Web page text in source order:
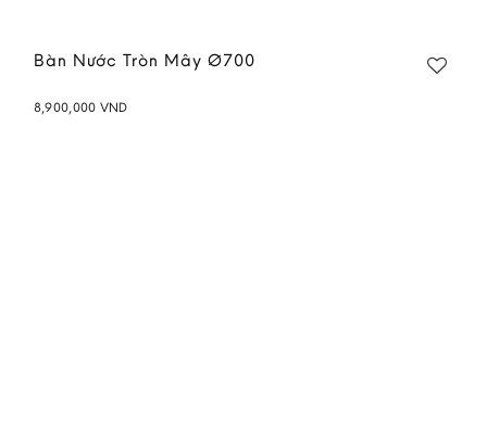
Bàn Nước Tròn Mây Ø700
8,900,000 VND